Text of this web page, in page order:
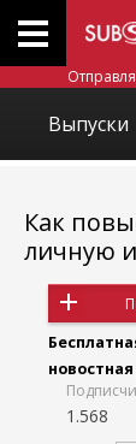
Выпуски
Как
личную и
1.568